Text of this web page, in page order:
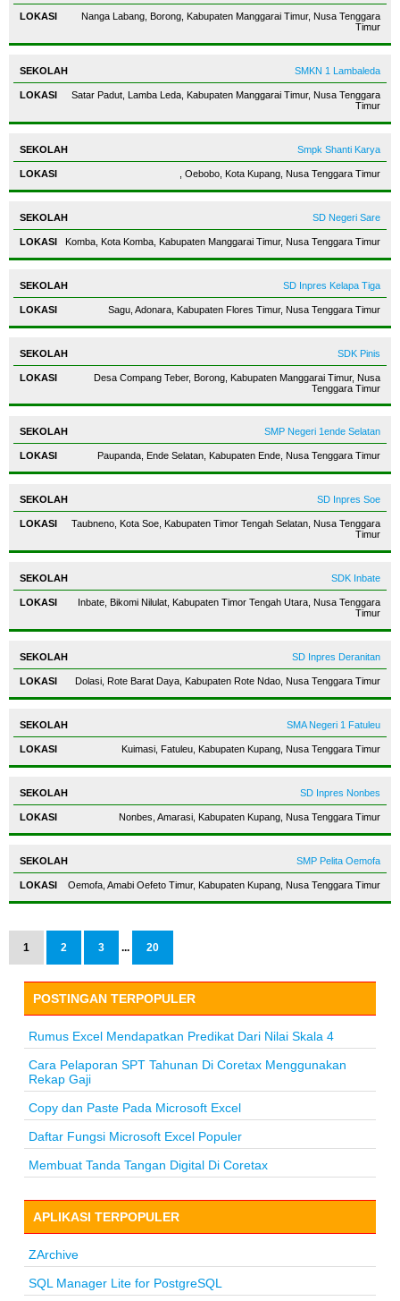
Nanga Labang, Borong, Kabupaten Manggarai Timur, Nusa Tenggara
Timur
SMKN 1 Lambaleda
Satar Padut, Lamba Leda, Kabupaten Manggarai Timur, Nusa Tenggara
Timur
Smpk Shanti Karya
, Oebobo, Kota Kupang, Nusa Tenggara Timur
SD Negeri Sare
Komba, Kota Komba, Kabupaten Manggarai Timur, Nusa Tenggara Timur
SD Inpres Kelapa Tiga
Sagu, Adonara, Kabupaten Flores Timur, Nusa Tenggara Timur
SDK Pinis
Desa Compang Teber, Borong, Kabupaten Manggarai Timur, Nusa
Tenggara Timur
SMP Negeri 1ende Selatan
Paupanda, Ende Selatan, Kabupaten Ende, Nusa Tenggara Timur
SD Inpres Soe
Taubneno, Kota Soe, Kabupaten Timor Tengah Selatan, Nusa Tenggara
Timur
SDK Inbate
Inbate, Bikomi Nilulat, Kabupaten Timor Tengah Utara, Nusa Tenggara
Timur
SD Inpres Deranitan
Dolasi, Rote Barat Daya, Kabupaten Rote Ndao, Nusa Tenggara Timur
SMA Negeri 1 Fatuleu
Kuimasi, Fatuleu, Kabupaten Kupang, Nusa Tenggara Timur
SD Inpres Nonbes
Nonbes, Amarasi, Kabupaten Kupang, Nusa Tenggara Timur
SMP Pelita Oemofa
Oemofa, Amabi Oefeto Timur, Kabupaten Kupang, Nusa Tenggara Timur
1 2 3 ... 20
POSTINGAN TERPOPULER
Rumus Excel Mendapatkan Predikat Dari Nilai Skala 4
Cara Pelaporan SPT Tahunan Di Coretax Menggunakan
Rekap Gaji
Copy dan Paste Pada Microsoft Excel
Daftar Fungsi Microsoft Excel Populer
Membuat Tanda Tangan Digital Di Coretax
APLIKASI TERPOPULER
ZArchive
SQL Manager Lite for PostgreSQL